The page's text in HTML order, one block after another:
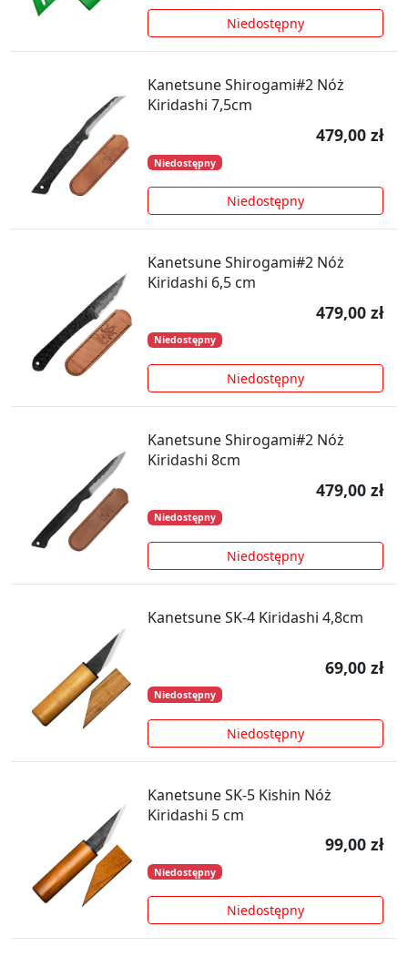
Niedostępny
Kanetsune Shirogami#2 Nóż
Kiridashi 7,5cm
479,00 zł
Niedostępny
Niedostępny
Kanetsune Shirogami#2 Nóż
Kiridashi 6,5 cm
479,00 zł
Niedostępny
Niedostępny
Kanetsune Shirogami#2 Nóż
Kiridashi 8cm
479,00 zł
Niedostępny
Niedostępny
Kanetsune SK-4 Kiridashi 4,8cm
69,00 zł
Niedostępny
Niedostępny
Kanetsune SK-5 Kishin Nóż
Kiridashi 5 cm
99,00 zł
Niedostępny
Niedostępny